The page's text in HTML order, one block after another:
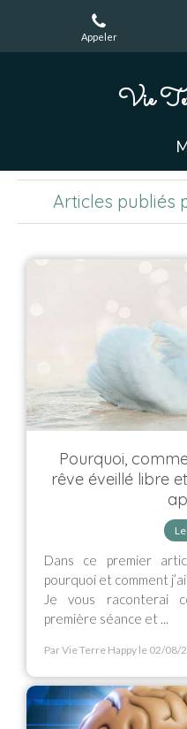
Appeler
Vie
Articles publiés
Pourquoi,
rêve éveillé libre
Dans ce premier
pourquoi et comment
Je vous raconterai
première séance et ...
Par Vie Terre Happy le 02/08/